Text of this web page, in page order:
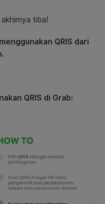
tiba!
QRIS dari
QRIS di Grab: